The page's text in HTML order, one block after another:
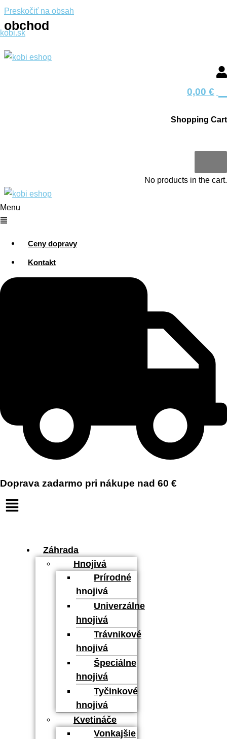
Preskočiť na obsah
kobi.sk
0,00 €
Shopping Cart
No products in the cart.
Menu
Ceny dopravy
Kontakt
Doprava zadarmo pri nákupe nad 60 €
Záhrada
Hnojivá
Prírodné
hnojivá
Univerzálne
hnojivá
Trávnikové
hnojivá
Špeciálne
hnojivá
Tyčinkové
hnojivá
Kvetináče
Vonkajšie
obchod